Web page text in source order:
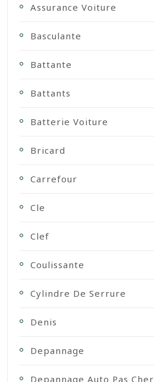
Assurance Voiture
Basculante
Battante
Battants
Batterie Voiture
Bricard
Carrefour
Cle
Clef
Coulissante
Cylindre De Serrure
Denis
Depannage
Depannage Auto Pas Cher